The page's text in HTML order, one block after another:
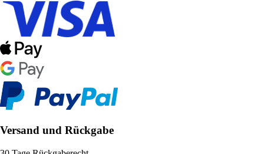
Versand und Rückgabe